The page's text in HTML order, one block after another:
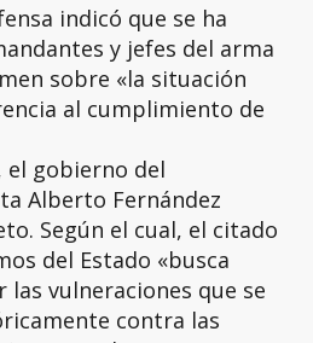
indicó que se ha
y jefes del arma
sobre «la situación
al cumplimiento de
el gobierno del
Alberto Fernández
Según el cual, el citado
del Estado «busca
las vulneraciones que se
contra las